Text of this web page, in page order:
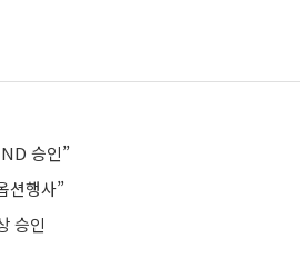
승인”
션행사”
승인